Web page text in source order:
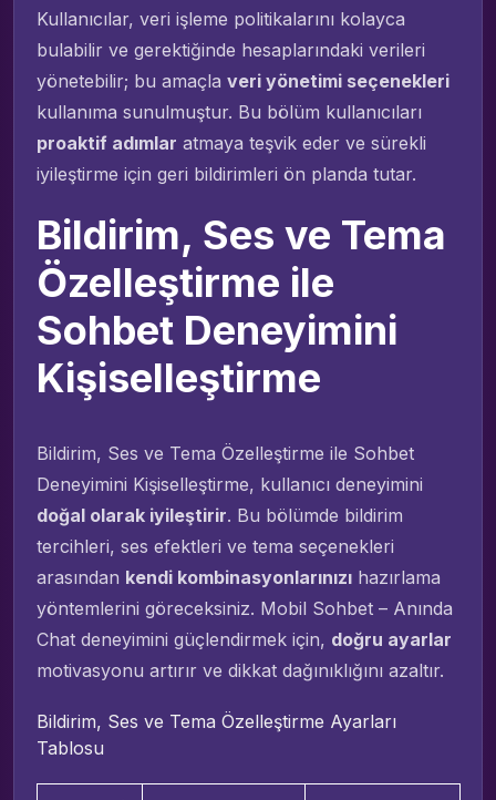
Kullanıcılar, veri işleme politikalarını kolayca
bulabilir ve gerektiğinde hesaplarındaki verileri
yönetebilir; bu amaçla veri yönetimi seçenekleri
kullanıma sunulmuştur. Bu bölüm kullanıcıları
proaktif adımlar atmaya teşvik eder ve sürekli
iyileştirme için geri bildirimleri ön planda tutar.
Bildirim, Ses ve Tema
Özelleştirme ile
Sohbet Deneyimini
Kişiselleştirme
Bildirim, Ses ve Tema Özelleştirme ile Sohbet
Deneyimini Kişiselleştirme, kullanıcı deneyimini
doğal olarak iyileştirir. Bu bölümde bildirim
tercihleri, ses efektleri ve tema seçenekleri
arasından kendi kombinasyonlarınızı hazırlama
yöntemlerini göreceksiniz. Mobil Sohbet – Anında
Chat deneyimini güçlendirmek için, doğru ayarlar
motivasyonu artırır ve dikkat dağınıklığını azaltır.
Bildirim, Ses ve Tema Özelleştirme Ayarları
Tablosu